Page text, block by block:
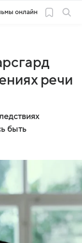
онлайн
речи
быть